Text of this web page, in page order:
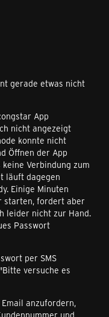
gerade etwas nicht
App
nicht angezeigt
konnte nicht
Öffnen der App
Verbindung zum
läuft dagegen
Einige Minuten
starten, fordert aber
leider nicht zur Hand.
Passwort
per SMS
versuche es
anzufordern,